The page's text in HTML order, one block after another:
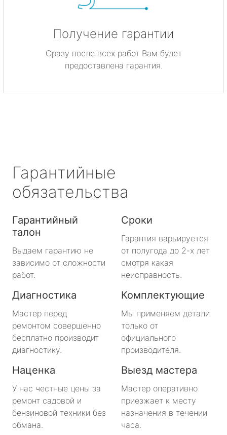
Получение гарантии
Сразу после всех работ Вам будет
предоставлена гарантия.
Гарантийные
обязательства
Гарантийный
талон
Выдаем гарантию не
зависимо от сложности
работ.
Сроки
Гарантия варьируется
от полугода до 2-х лет
смотря какая
неисправность.
Диагностика
Мастер перед
ремонтом совершенно
бесплатно производит
диагностику.
Комплектующие
Мы применяем детали
только от
официального
производителя.
Наценка
У нас честные цены за
ремонт садовой и
бензиновой техники без
обмана.
Выезд мастера
Мастер оперативно
приезжает к месту
назначения в течении
часа.